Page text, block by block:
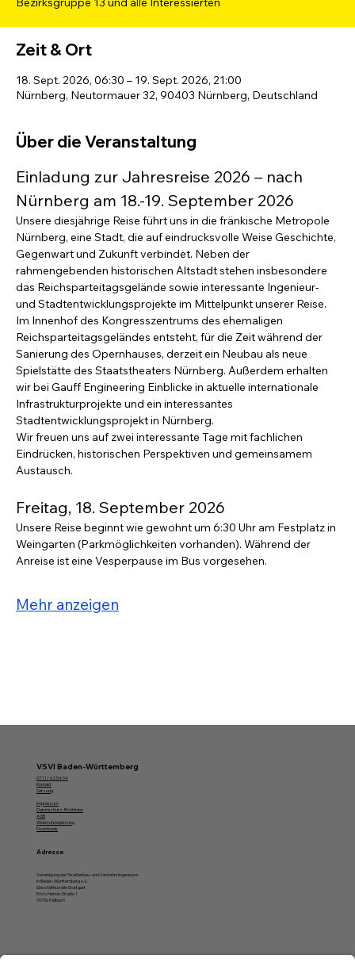
VSVI Baden-Württemberg
07 11/ 62 54 04
Kontakt
Satzung
Impressum
Datenschutz-Richtlinien
AGB
Widerrufsbelehrung
Downloads
Adresse
Vereinigung der Straßenbau- und Verkehrsingenieure
in Baden-Württemberg e.V.
Geschäftsstelle Stuttgart
Erich-Herion-Straße 1
70736 Fellbach
Zeit & Ort
18. Sept. 2026, 06:30 – 19. Sept. 2026, 21:00
Nürnberg, Neutormauer 32, 90403 Nürnberg, Deutschland
Über die Veranstaltung
Einladung zur Jahresreise 2026 – nach
Nürnberg am 18.-19. September 2026
Unsere diesjährige Reise führt uns in die fränkische Metropole
Nürnberg, eine Stadt, die auf eindrucksvolle Weise Geschichte,
Gegenwart und Zukunft verbindet. Neben der
rahmengebenden historischen Altstadt stehen insbesondere
das Reichsparteitagsgelände sowie interessante Ingenieur-
und Stadtentwicklungsprojekte im Mittelpunkt unserer Reise.
Im Innenhof des Kongresszentrums des ehemaligen
Reichsparteitagsgeländes entsteht, für die Zeit während der
Sanierung des Opernhauses, derzeit ein Neubau als neue
Spielstätte des Staatstheaters Nürnberg. Außerdem erhalten
wir bei Gauff Engineering Einblicke in aktuelle internationale
Infrastrukturprojekte und ein interessantes
Stadtentwicklungsprojekt in Nürnberg.
Wir freuen uns auf zwei interessante Tage mit fachlichen
Eindrücken, historischen Perspektiven und gemeinsamem
Austausch.
Freitag, 18. September 2026
Unsere Reise beginnt wie gewohnt um 6:30 Uhr am Festplatz in
Weingarten (Parkmöglichkeiten vorhanden). Während der
Anreise ist eine Vesperpause im Bus vorgesehen.
Mehr anzeigen